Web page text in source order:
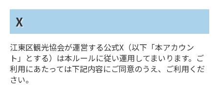
X
江東区観光協会が運営する公式X（以下「本アカウン
ト」とする）は本ルールに従い運用してまいります。ご
利用にあたっては下記内容にご同意のうえ、ご利用くだ
さい。